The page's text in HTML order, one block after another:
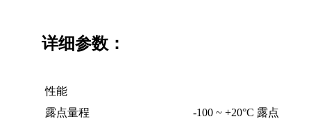
详细参数：
性能
露点量程
-100 ~ +20°C 露点